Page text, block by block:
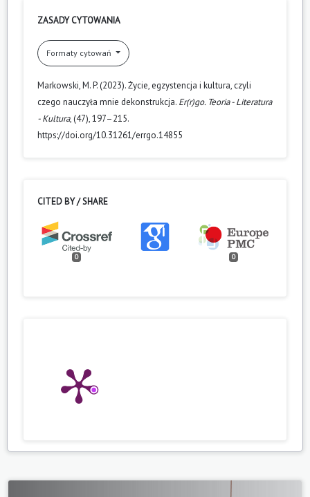
ZASADY CYTOWANIA
Formaty cytowań
Markowski, M. P. (2023). Życie, egzystencja i kultura, czyli
czego nauczyła mnie dekonstrukcja. Er(r)go. Teoria - Literatura
- Kultura, (47), 197–215.
https://doi.org/10.31261/errgo.14855
CITED BY / SHARE
0 0